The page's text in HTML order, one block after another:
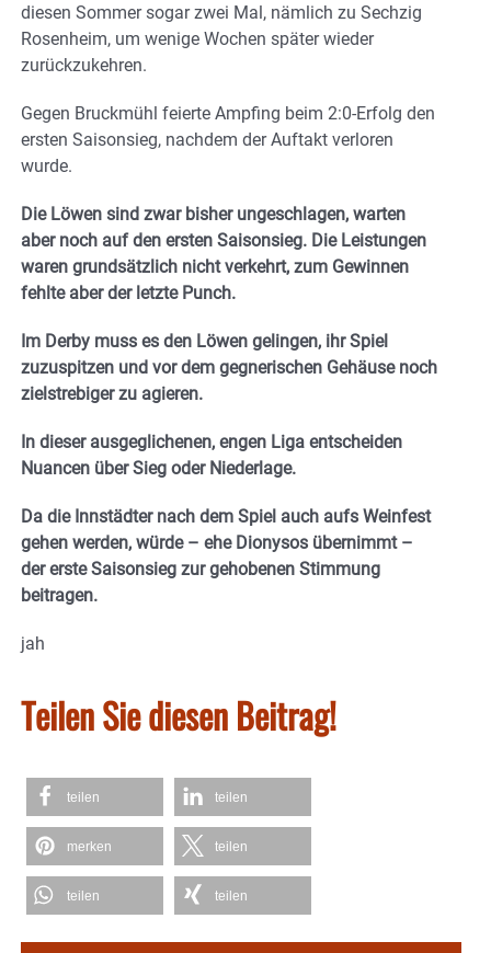
diesen Sommer sogar zwei Mal, nämlich zu Sechzig
Rosenheim, um wenige Wochen später wieder
zurückzukehren.
Gegen Bruckmühl feierte Ampfing beim 2:0-Erfolg den
ersten Saisonsieg, nachdem der Auftakt verloren
wurde.
Die Löwen sind zwar bisher ungeschlagen, warten
aber noch auf den ersten Saisonsieg. Die Leistungen
waren grundsätzlich nicht verkehrt, zum Gewinnen
fehlte aber der letzte Punch.
Im Derby muss es den Löwen gelingen, ihr Spiel
zuzuspitzen und vor dem gegnerischen Gehäuse noch
zielstrebiger zu agieren.
In dieser ausgeglichenen, engen Liga entscheiden
Nuancen über Sieg oder Niederlage.
Da die Innstädter nach dem Spiel auch aufs Weinfest
gehen werden, würde – ehe Dionysos übernimmt –
der erste Saisonsieg zur gehobenen Stimmung
beitragen.
jah
Teilen Sie diesen Beitrag!
teilen teilen
merken teilen
teilen teilen